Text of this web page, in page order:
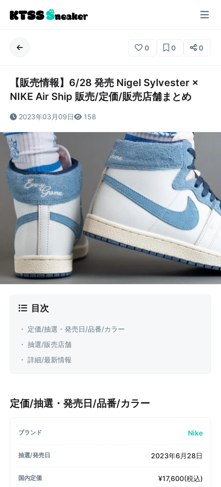
0 0 0
【販売情報】6/28 発売 Nigel Sylvester ×
NIKE Air Ship 販売/定価/販売店舗まとめ
2023年03月09日 158
目次
・ 定価/抽選・発売日/品番/カラー
・ 抽選/販売店舗
・ 詳細/最新情報
定価/抽選・発売日/品番/カラー
ブランド Nike
抽選/発売日 2023年6月28日
国内定価 ¥17,600(税込)